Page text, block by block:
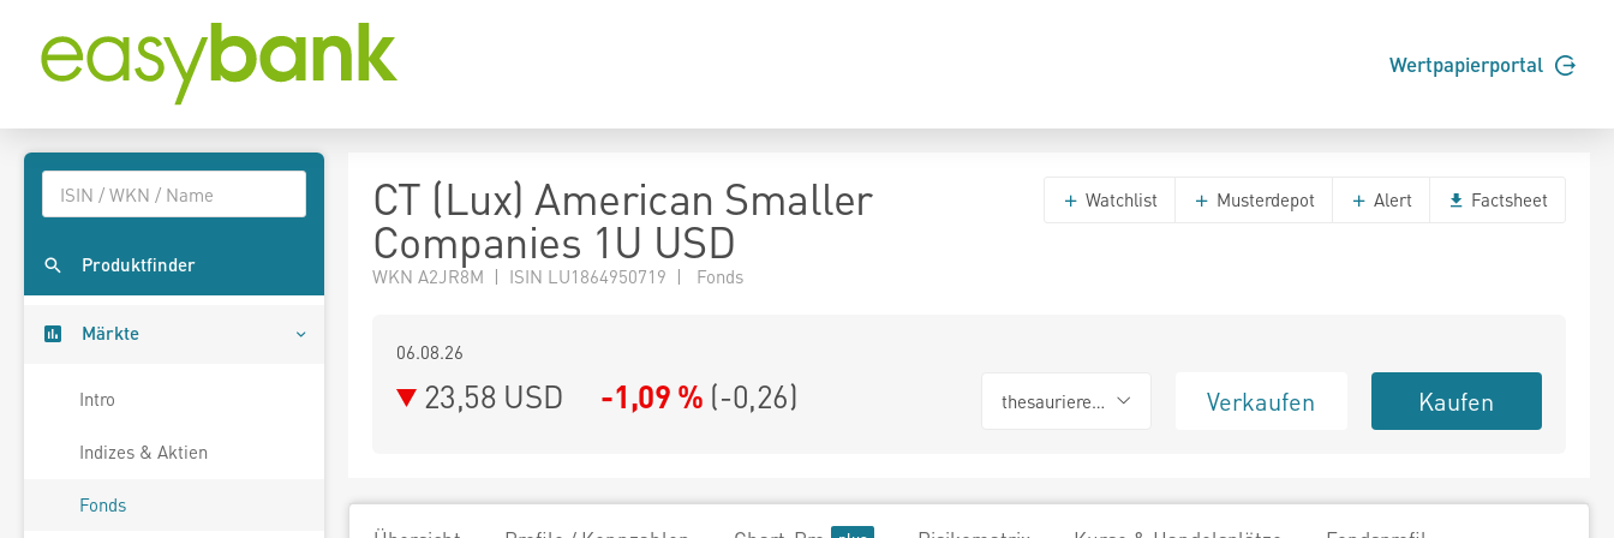
Wertpapierportal
Produktfinder
Märkte
Intro
Indizes & Aktien
Fonds
CT (Lux) American Smaller
Companies 1U USD
WKN A2JR8M | ISIN LU1864950719 | Fonds
Watchlist Musterdepot Alert Factsheet
06.08.26
23,58 USD -1,09 % (-0,26) thesaurierend Verkaufen Kaufen